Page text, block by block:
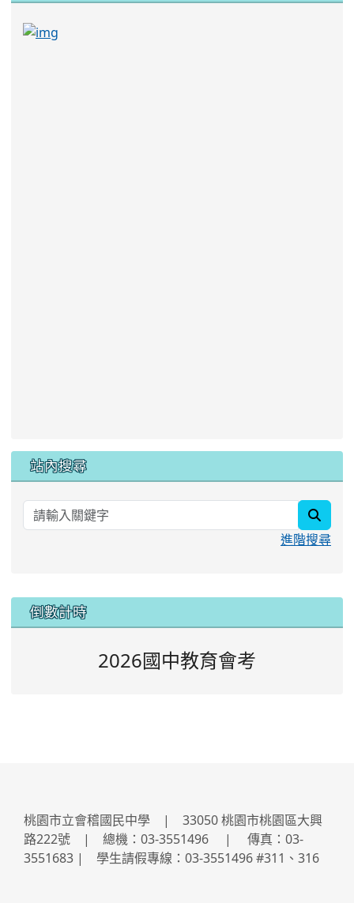
站內搜尋
進階搜尋
::: 倒數計時
2026國中教育會考
桃園市立會稽國民中學 | 33050 桃園市桃園區大興
路222號 | 總機：03-3551496 | 傳真：03-
3551683 | 學生請假專線：03-3551496 #311、316